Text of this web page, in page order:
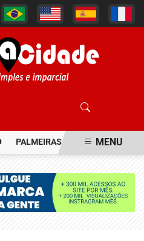
PALMEIRAS RESGATA JOIA DO
MENU